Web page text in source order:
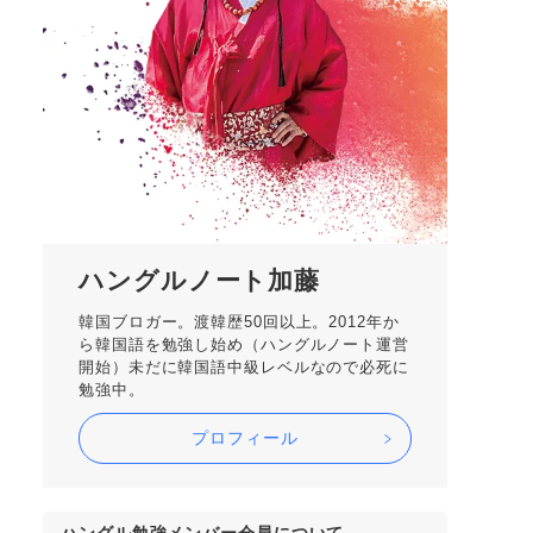
ハングルノート加藤
韓国ブロガー。渡韓歴50回以上。2012年か
ら韓国語を勉強し始め（ハングルノート運営
開始）未だに韓国語中級レベルなので必死に
勉強中。
プロフィール